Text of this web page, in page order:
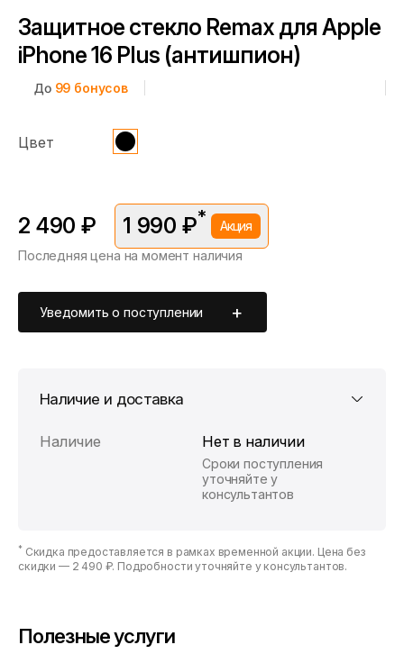
Защитное стекло Remax для Apple
iPhone 16 Plus (антишпион)
До 99 бонусов
Цвет
2 490 ₽ 1 990 ₽* Акция
*Скидка предоставляется в рамках временной акции.
Последняя цена на момент наличия
Уведомить о поступлении
Наличие и доставка
Наличие Нет в наличии
Сроки поступления
уточняйте у
консультантов
* Скидка предоставляется в рамках временной акции. Цена без
скидки — 2 490 ₽. Подробности уточняйте у консультантов.
Полезные услуги